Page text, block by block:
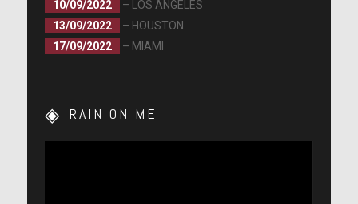
10/09/2022
– LOS ANGELES
13/09/2022
– HOUSTON
17/09/2022
– MIAMI
RAIN ON ME